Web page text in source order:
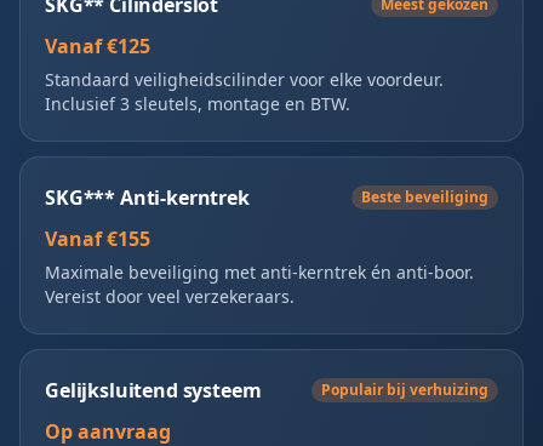
Meest gekozen
Vanaf €125
Standaard veiligheidscilinder voor elke voordeur.
Inclusief 3 sleutels, montage en BTW.
SKG*** Anti-kerntrek Beste beveiliging
Vanaf €155
Maximale beveiliging met anti-kerntrek én anti-boor.
Vereist door veel verzekeraars.
Gelijksluitend systeem Populair bij verhuizing
Op aanvraag